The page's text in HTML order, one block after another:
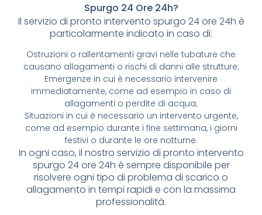
Spurgo 24 Ore 24h?
Il servizio di pronto intervento spurgo 24 ore 24h è
particolarmente indicato in caso di:
Ostruzioni o rallentamenti gravi nelle tubature che
causano allagamenti o rischi di danni alle strutture;
Emergenze in cui è necessario intervenire
immediatamente, come ad esempio in caso di
allagamenti o perdite di acqua;
Situazioni in cui è necessario un intervento urgente,
come ad esempio durante i fine settimana, i giorni
festivi o durante le ore notturne.
In ogni caso, il nostro servizio di pronto intervento
spurgo 24 ore 24h è sempre disponibile per
risolvere ogni tipo di problema di scarico o
allagamento in tempi rapidi e con la massima
professionalità.